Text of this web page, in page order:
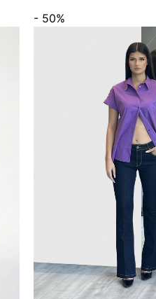
- 50%